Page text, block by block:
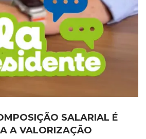
SALARIAL É
A VALORIZAÇÃO